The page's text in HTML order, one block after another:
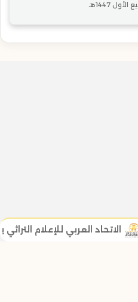
الاتحاد العربي للإعلام التراثي